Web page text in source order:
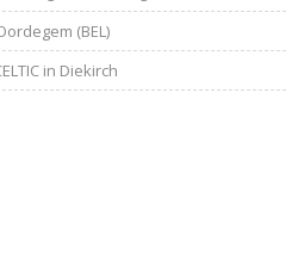
(BEL)
in Diekirch